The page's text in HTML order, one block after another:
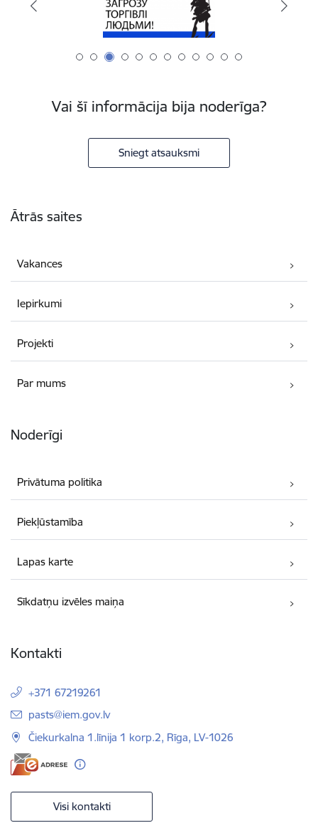
Vai šī informācija bija noderīga?
Sniegt atsauksmi
Ātrās saites
Vakances
Iepirkumi
Projekti
Par mums
Noderīgi
Privātuma politika
Piekļūstamība
Lapas karte
Sīkdatņu izvēles maiņa
Kontakti
+371 67219261
E-pasts:
pasts@iem.gov.lv
Čiekurkalna 1.līnija 1 korp.2, Rīga, LV-1026
Visi kontakti